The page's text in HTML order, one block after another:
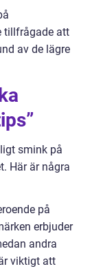
tillfrågade att
av de lägre
smink på
Här är några
på
erbjuder
andra
viktigt att